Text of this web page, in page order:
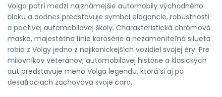
Volga patrí medzi najznámejšie automobily východného
bloku a dodnes predstavuje symbol elegancie, robustnosti
a poctivej automobilovej školy. Charakteristická chrómová
maska, majestátne línie karosérie a nezameniteľná silueta
robia z Volgy jedno z najikonickejších vozidiel svojej éry. Pre
milovníkov veteránov, automobilovej histórie a klasických
áut predstavuje meno Volga legendu, ktorá si aj po
desaťročiach zachováva svoje čaro.